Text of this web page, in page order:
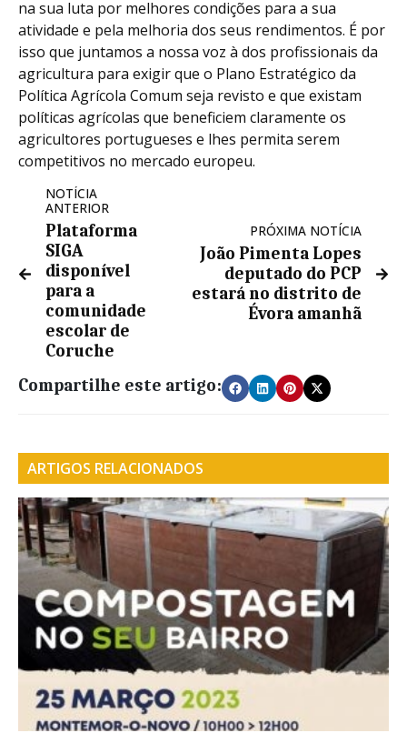
na sua luta por melhores condições para a sua
atividade e pela melhoria dos seus rendimentos. É por
isso que juntamos a nossa voz à dos profissionais da
agricultura para exigir que o Plano Estratégico da
Política Agrícola Comum seja revisto e que existam
políticas agrícolas que beneficiem claramente os
agricultores portugueses e lhes permita serem
competitivos no mercado europeu.
NOTÍCIA
ANTERIOR
Plataforma
SIGA
disponível
para a
comunidade
escolar de
Coruche
PRÓXIMA NOTÍCIA
João Pimenta Lopes
deputado do PCP
estará no distrito de
Évora amanhã
Compartilhe este artigo:
ARTIGOS RELACIONADOS